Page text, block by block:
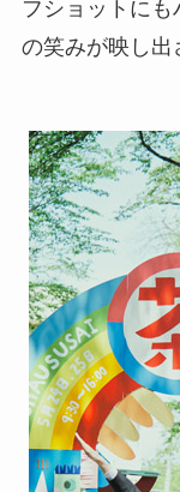
フショットに
の笑みが映し出